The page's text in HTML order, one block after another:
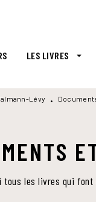
LES LIVRES arrow_drop_down
Lévy •
les livres qui font